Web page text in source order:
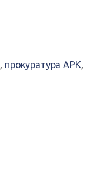
, прокуратура АРК,